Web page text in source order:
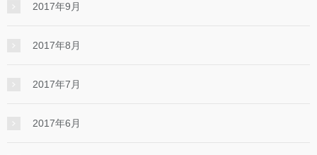
2017年9月
2017年8月
2017年7月
2017年6月